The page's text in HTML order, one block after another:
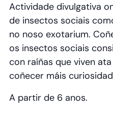
Actividade divulgativa
de insectos sociais
no noso exotarium.
os insectos sociais
con raíñas que viven
coñecer máis
A partir de 6 anos.